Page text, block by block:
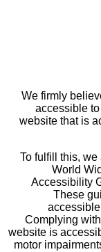
We firmly
accessible
website that is
To fulfill this,
World
Accessibility
These
Complying
website is
motor